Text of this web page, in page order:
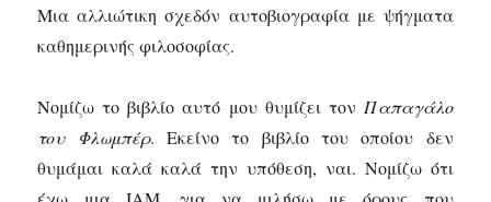
Μια αλλιώτικη σχεδόν αυτοβιογραφία με ψήγματα
καθημερινής φιλοσοφίας.
Νομίζω το βιβλίο αυτό μου θυμίζει τον Παπαγάλο
του Φλωμπέρ. Εκείνο το βιβλίο του οποίου δεν
θυμάμαι καλά καλά την υπόθεση, ναι. Νομίζω ότι